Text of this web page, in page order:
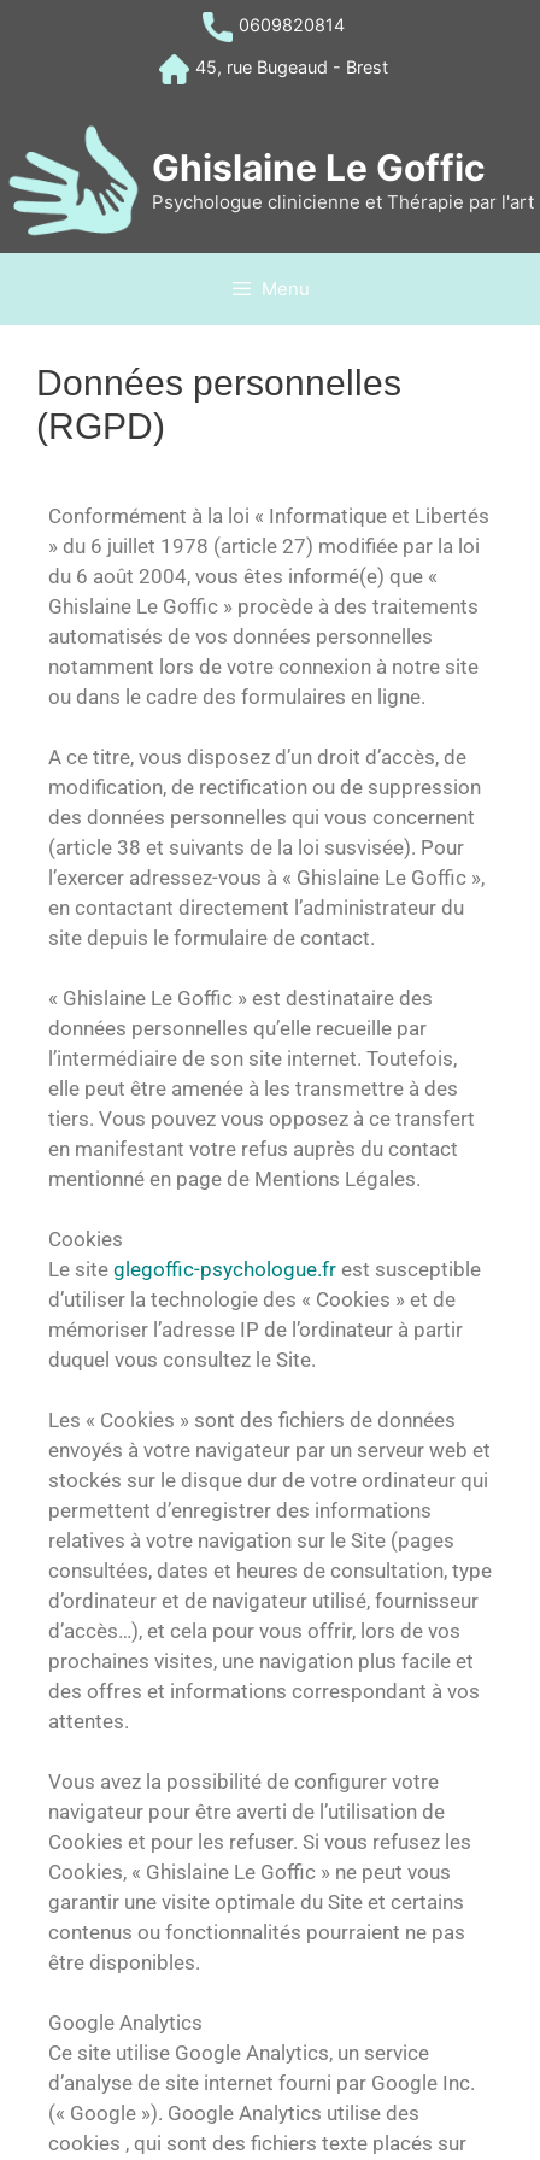
0609820814
45, rue Bugeaud - Brest
Ghislaine Le Goffic
Psychologue clinicienne et Thérapie par l'art
Menu
Données personnelles
(RGPD)
Conformément à la loi « Informatique et Libertés
» du 6 juillet 1978 (article 27) modifiée par la loi
du 6 août 2004, vous êtes informé(e) que «
Ghislaine Le Goffic » procède à des traitements
automatisés de vos données personnelles
notamment lors de votre connexion à notre site
ou dans le cadre des formulaires en ligne.
A ce titre, vous disposez d’un droit d’accès, de
modification, de rectification ou de suppression
des données personnelles qui vous concernent
(article 38 et suivants de la loi susvisée). Pour
l’exercer adressez-vous à « Ghislaine Le Goffic »,
en contactant directement l’administrateur du
site depuis le formulaire de contact.
« Ghislaine Le Goffic » est destinataire des
données personnelles qu’elle recueille par
l’intermédiaire de son site internet. Toutefois,
elle peut être amenée à les transmettre à des
tiers. Vous pouvez vous opposez à ce transfert
en manifestant votre refus auprès du contact
mentionné en page de Mentions Légales.
Cookies
Le site glegoffic-psychologue.fr est susceptible
d’utiliser la technologie des « Cookies » et de
mémoriser l’adresse IP de l’ordinateur à partir
duquel vous consultez le Site.
Les « Cookies » sont des fichiers de données
envoyés à votre navigateur par un serveur web et
stockés sur le disque dur de votre ordinateur qui
permettent d’enregistrer des informations
relatives à votre navigation sur le Site (pages
consultées, dates et heures de consultation, type
d’ordinateur et de navigateur utilisé, fournisseur
d’accès…), et cela pour vous offrir, lors de vos
prochaines visites, une navigation plus facile et
des offres et informations correspondant à vos
attentes.
Vous avez la possibilité de configurer votre
navigateur pour être averti de l’utilisation de
Cookies et pour les refuser. Si vous refusez les
Cookies, « Ghislaine Le Goffic » ne peut vous
garantir une visite optimale du Site et certains
contenus ou fonctionnalités pourraient ne pas
être disponibles.
Google Analytics
Ce site utilise Google Analytics, un service
d’analyse de site internet fourni par Google Inc.
(« Google »). Google Analytics utilise des
cookies , qui sont des fichiers texte placés sur